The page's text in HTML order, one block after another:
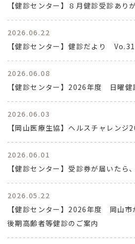
【健診センター】８月健診受診あり
2026.06.22
【健診センター】健診だより Vo.31
2026.06.08
【健診センター】2026年度 日曜健
2026.06.03
【岡山医療生協】ヘルスチャレンジ
2026.06.01
【健診センター】受診券が届いたら
2026.05.22
【健診センター】2026年度 岡山市
後期高齢者等健診のご案内